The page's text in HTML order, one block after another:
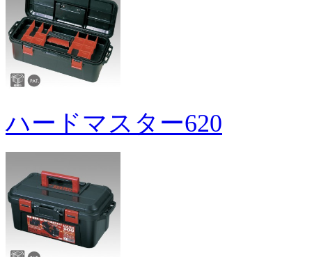
ハードマスター620